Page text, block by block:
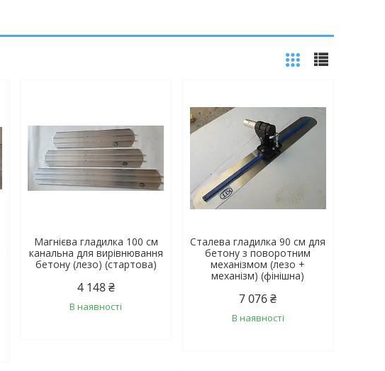
Магнієва гладилка 100 см
канальна для вирівнювання
бетону (лезо) (стартова)
4 148 ₴
В наявності
Сталева гладилка 90 см для
бетону з поворотним
механізмом (лезо +
механізм) (фінішна)
7 076 ₴
В наявності